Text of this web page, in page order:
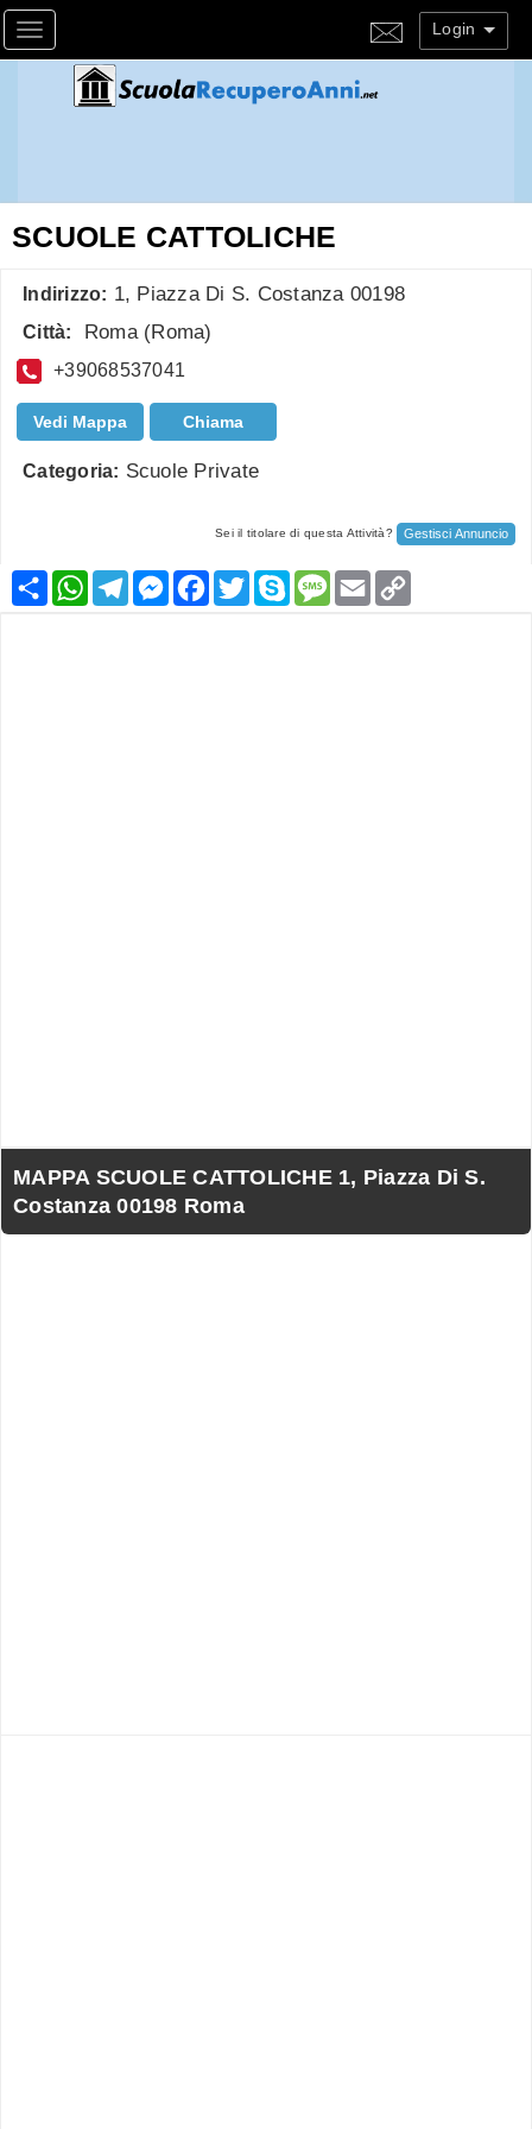
Toggle navigation Login
SCUOLE CATTOLICHE
Indirizzo: 1, Piazza Di S. Costanza 00198
Città: Roma (Roma)
+39068537041
Vedi Mappa Chiama
Categoria: Scuole Private
Sei il titolare di questa Attività? Gestisci Annuncio
CondividiWhatsApp
TelegramMessenger
Facebook
TwitterSkypeMessage
Email
MAPPA SCUOLE CATTOLICHE 1, Piazza Di S.
Costanza 00198 Roma